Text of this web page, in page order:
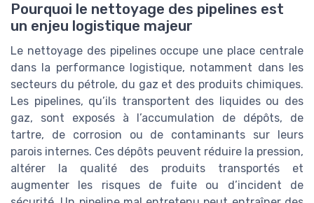
Pourquoi le nettoyage des pipelines est
un enjeu logistique majeur
Le nettoyage des pipelines occupe une place centrale
dans la performance logistique, notamment dans les
secteurs du pétrole, du gaz et des produits chimiques.
Les pipelines, qu’ils transportent des liquides ou des
gaz, sont exposés à l’accumulation de dépôts, de
tartre, de corrosion ou de contaminants sur leurs
parois internes. Ces dépôts peuvent réduire la pression,
altérer la qualité des produits transportés et
augmenter les risques de fuite ou d’incident de